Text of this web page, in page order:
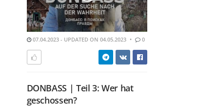
07.04.2023 - UPDATED ON 04.05.2023 0
DONBASS | Teil 3: Wer hat
geschossen?